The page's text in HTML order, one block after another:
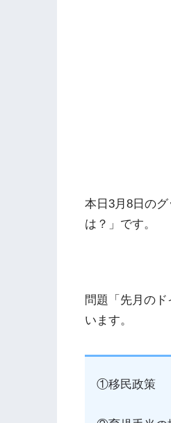
本日3月8日の
は？」です。
問題「先月の
います。
①移民政策